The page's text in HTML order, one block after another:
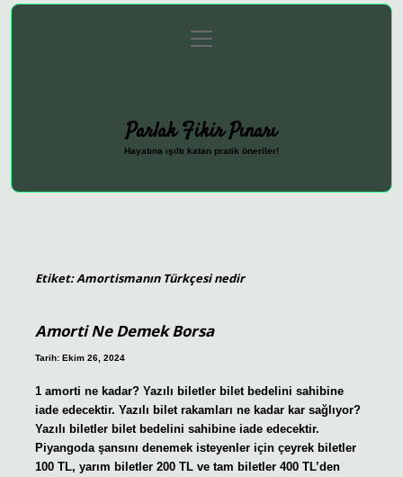
Gizlilik Politikası
menüyü
aç
Parlak Fikir Pınarı
Hayatına ışıltı katan pratik öneriler!
Etiket:Amortismanın Türkçesi nedir
Amorti Ne Demek Borsa
Tarih: Ekim 26, 2024
1 amorti ne kadar? Yazılı biletler bilet bedelini sahibine
iade edecektir. Yazılı bilet rakamları ne kadar kar sağlıyor?
Yazılı biletler bilet bedelini sahibine iade edecektir.
Piyangoda şansını denemek isteyenler için çeyrek biletler
100 TL, yarım biletler 200 TL ve tam biletler 400 TL’den